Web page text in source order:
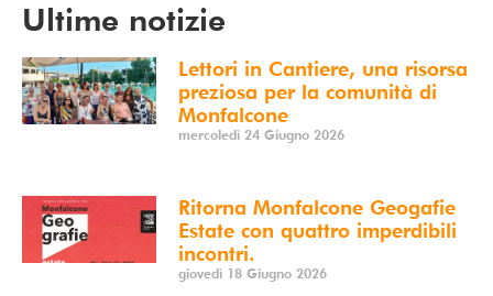
Ultime notizie
Lettori in Cantiere, una risorsa
preziosa per la comunità di
Monfalcone
mercoledì 24 Giugno 2026
Ritorna Monfalcone Geogafie
Estate con quattro imperdibili
incontri.
giovedì 18 Giugno 2026